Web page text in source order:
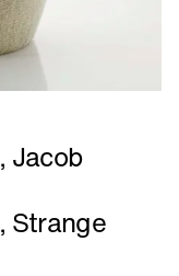
, Jacob
, Strange